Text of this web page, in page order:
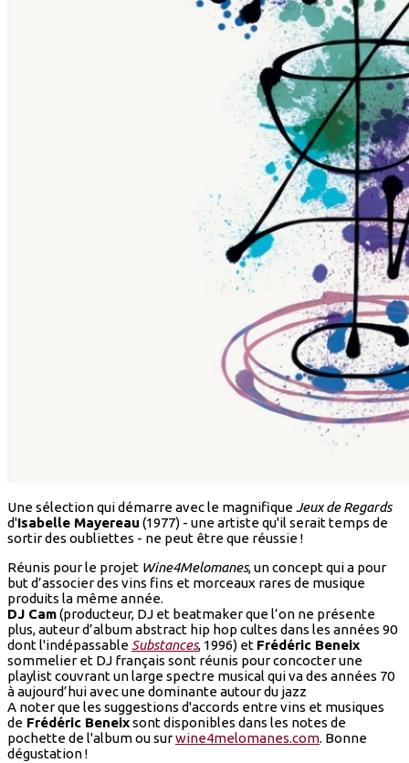
Une sélection qui démarre avec le magnifiqueJeux de Regards
d'Isabelle Mayereau (1977) - une artiste qu'il serait temps de
sortir des oubliettes - ne peut être que réussie !
Réunis pour le projet Wine4Melomanes, un concept qui a pour
but d’associer des vins fins et morceaux rares de musique
produits la même année.
DJ Cam(producteur, DJ et beatmaker que l’on ne présente
plus, auteur d’album abstract hip hop cultes dans les années 90
dont l'indépassable Substances, 1996) et Frédéric Beneix
sommelier et DJ français sont réunis pour concocter une
playlist couvrant un large spectre musical qui va des années 70
à aujourd’hui avec une dominante autour du jazz
A noter que les suggestions d'accords entre vins et musiques
de Frédéric Beneixsont disponibles dans les notes de
pochette de l'album ou surwine4melomanes.com. Bonne
dégustation !